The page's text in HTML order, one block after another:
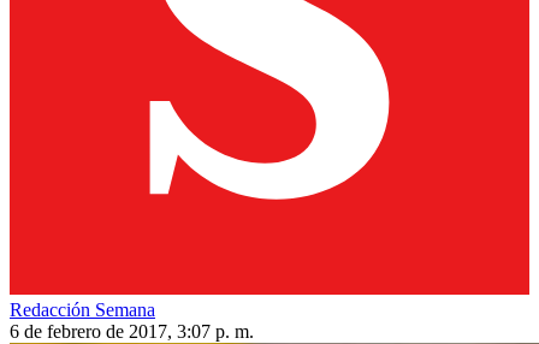
Redacción Semana
6 de febrero de 2017, 3:07 p. m.